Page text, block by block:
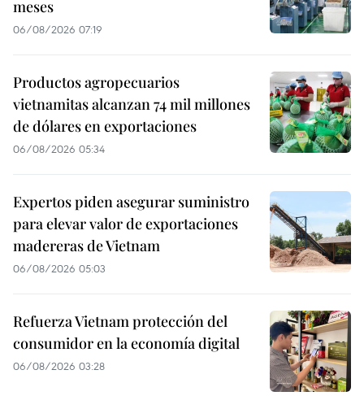
meses
06/08/2026 07:19
Productos agropecuarios
vietnamitas alcanzan 74 mil millones
de dólares en exportaciones
06/08/2026 05:34
Expertos piden asegurar suministro
para elevar valor de exportaciones
madereras de Vietnam
06/08/2026 05:03
Refuerza Vietnam protección del
consumidor en la economía digital
06/08/2026 03:28